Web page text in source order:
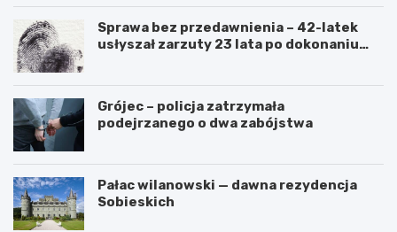
Sprawa bez przedawnienia – 42-latek
usłyszał zarzuty 23 lata po dokonaniu
Grójec – policja zatrzymała
podejrzanego o dwa zabójstwa
Pałac wilanowski — dawna rezydencja
Sobieskich